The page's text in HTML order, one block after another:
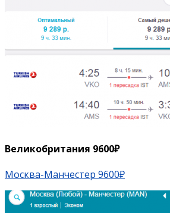
Великобритания 9600₽
Москва-Манчестер 9600₽